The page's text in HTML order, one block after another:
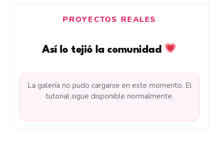
PROYECTOS REALES
Así lo tejió la comunidad
La galería no pudo cargarse en este momento. El
tutorial sigue disponible normalmente.